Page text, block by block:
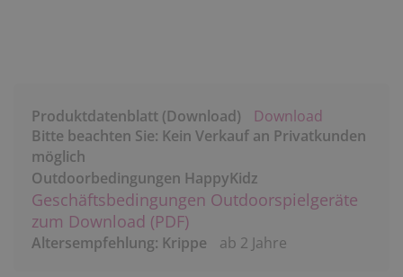
Produktdatenblatt (Download)
Download
Bitte beachten Sie: Kein Verkauf an Privatkunden
möglich
Outdoorbedingungen HappyKidz
Geschäftsbedingungen Outdoorspielgeräte
zum Download (PDF)
Altersempfehlung: Krippe ab 2 Jahre